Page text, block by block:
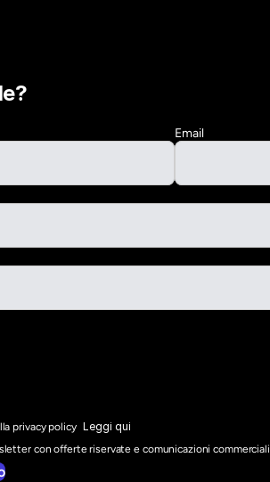
Email
privacy policy Leggi qui
con offerte riservate e comunicazioni commerciali